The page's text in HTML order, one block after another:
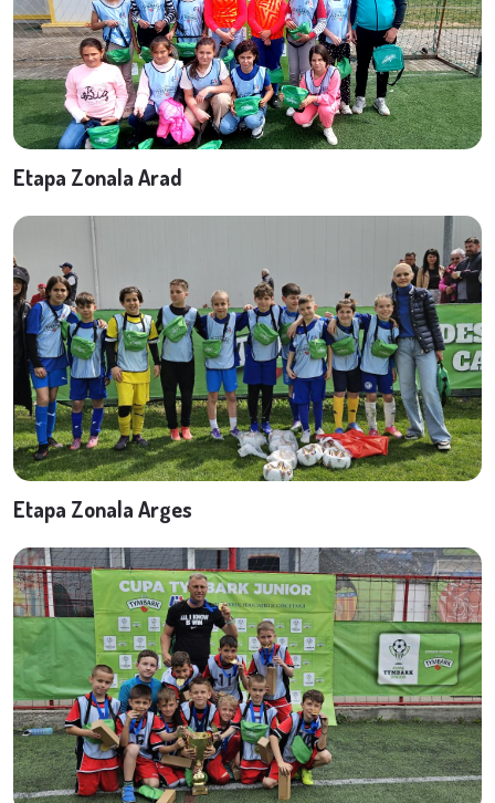
Etapa Zonala Arad
Etapa Zonala Arges